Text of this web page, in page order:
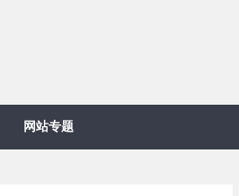
网站专题